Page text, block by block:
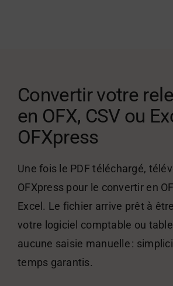
Convertir votre
en OFX, CSV ou
OFXpress
Une fois le PDF téléchargé,
OFXpress pour le convertir en
Excel. Le fichier arrive prêt à
votre logiciel comptable ou
aucune saisie manuelle :
temps garantis.